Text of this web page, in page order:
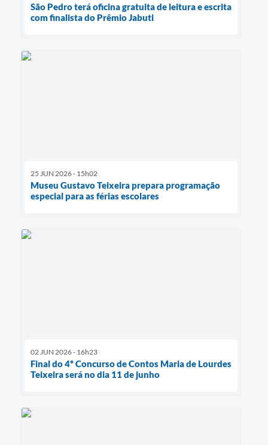
São Pedro terá oficina gratuita de leitura e escrita
com finalista do Prêmio Jabuti
25 JUN 2026 - 15h02
Museu Gustavo Teixeira prepara programação
especial para as férias escolares
02 JUN 2026 - 16h23
Final do 4º Concurso de Contos Maria de Lourdes
Teixeira será no dia 11 de junho